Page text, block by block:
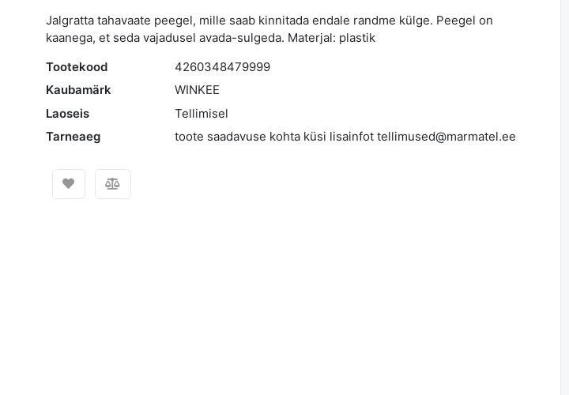
Jalgratta tahavaate peegel, mille saab kinnitada endale randme külge. Peegel on
kaanega, et seda vajadusel avada-sulgeda. Materjal: plastik
Tootekood
4260348479999
Kaubamärk
WINKEE
Laoseis
Tellimisel
Tarneaeg
toote saadavuse kohta küsi lisainfot tellimused@marmatel.ee